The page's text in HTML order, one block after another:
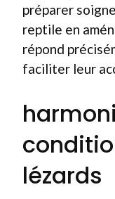
préparer
reptile en
répond
faciliter leur
lézards